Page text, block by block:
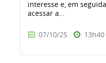
interesse e, em
acessar a...
07/10/25 13h40